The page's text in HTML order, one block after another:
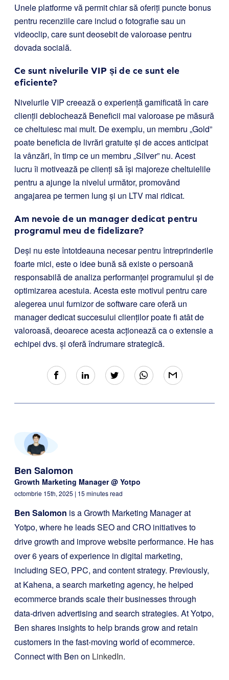
Unele platforme vă permit chiar să oferiți puncte bonus
pentru recenziile care includ o fotografie sau un
videoclip, care sunt deosebit de valoroase pentru
dovada socială.
Ce sunt nivelurile VIP și de ce sunt ele
eficiente?
Nivelurile VIP creează o experiență gamificată în care
clienții deblochează Beneficii mai valoroase pe măsură
ce cheltuiesc mai mult. De exemplu, un membru „Gold”
poate beneficia de livrări gratuite și de acces anticipat
la vânzări, în timp ce un membru „Silver” nu. Acest
lucru îi motivează pe clienți să își majoreze cheltuielile
pentru a ajunge la nivelul următor, promovând
angajarea pe termen lung și un LTV mai ridicat.
Am nevoie de un manager dedicat pentru
programul meu de fidelizare?
Deși nu este întotdeauna necesar pentru întreprinderile
foarte mici, este o idee bună să existe o persoană
responsabilă de analiza performanței programului și de
optimizarea acestuia. Acesta este motivul pentru care
alegerea unui furnizor de software care oferă un
manager dedicat succesului clienților poate fi atât de
valoroasă, deoarece acesta acționează ca o extensie a
echipei dvs. și oferă îndrumare strategică.
Ben Salomon
Growth Marketing Manager @ Yotpo
octombrie 15th, 2025 | 15 minutes read
Ben Salomon is a Growth Marketing Manager at
Yotpo, where he leads SEO and CRO initiatives to
drive growth and improve website performance. He has
over 6 years of experience in digital marketing,
including SEO, PPC, and content strategy. Previously,
at Kahena, a search marketing agency, he helped
ecommerce brands scale their businesses through
data-driven advertising and search strategies. At Yotpo,
Ben shares insights to help brands grow and retain
customers in the fast-moving world of ecommerce.
Connect with Ben on LinkedIn.